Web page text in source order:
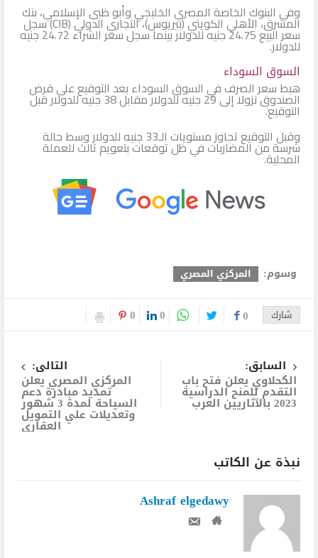
وفي البنوك الخاصة المصري الخليجي وأبو ظبى الإسلامي، بنك
المشرق، الأهلي الكويتي (بيريوس)، التجاري الدولي (CIB) سجل
سعر البيع 24.75 جنيه للدولار بينما سجل سعر الشراء 24.72 جنيه
للدولار.
السوق السوداء
هبط سعر الصرف في السوق السوداء بعد التوقيع على قرض
الصندوق نزولا إلى 29 جنيه للدولار مقابل 38 جنيه للدولار قبل
التوقيع.
وقبل التوقيع تجاوز مستويات الـ33 جنيه للدولار وسط حالة
شرسة من المضاربات في ظل توقعات بتعويم ثالث للعملة
المحلية.
وسوم: المركزي المصري
شارك 0
0
0
السابق:
الكحلاوي يعلن فتح باب
التقدم للمنح الدراسية
2023 بالآثاريين العرب
التالى:
المركزي المصري يعلن
تمديد مبادرة دعم
السياحة لمدة 3 شهور
وتعديلات علي التمويل
العقاري
نبذة عن الكاتب
Ashraf elgedawy